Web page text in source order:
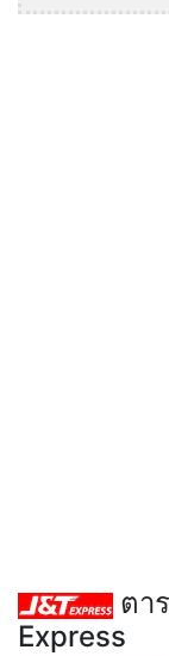
ตา
Express